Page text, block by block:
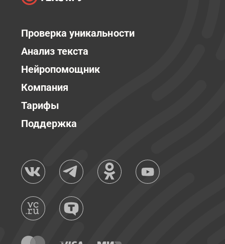
Проверка уникальности
Анализ текста
Нейропомощник
Компания
Тарифы
Поддержка